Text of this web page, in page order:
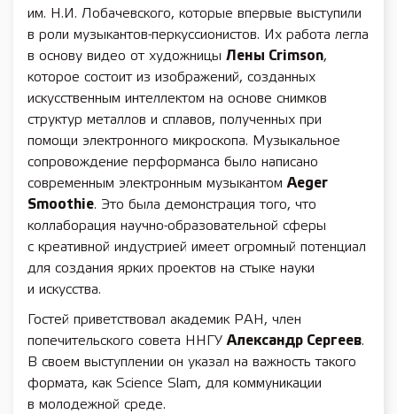
им. Н.И. Лобачевского, которые впервые выступили
в роли музыкантов-перкуссионистов. Их работа легла
в основу видео от художницы Лены Crimson,
которое состоит из изображений, созданных
искусственным интеллектом на основе снимков
структур металлов и сплавов, полученных при
помощи электронного микроскопа. Музыкальное
сопровождение перформанса было написано
современным электронным музыкантомAeger
Smoothie. Это была демонстрация того, что
коллаборация научно-образовательной сферы
с креативной индустрией имеет огромный потенциал
для создания ярких проектов на стыке науки
и искусства.
Гостей приветствовал академик РАН, член
попечительского совета ННГУАлександр Сергеев.
В своем выступлении он указал на важность такого
формата, как Science Slam, для коммуникации
в молодежной среде.